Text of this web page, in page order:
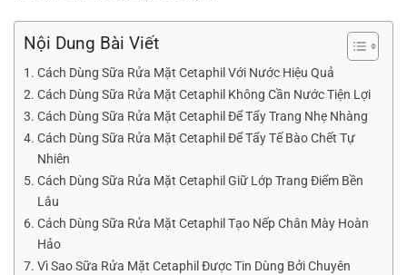
Nội Dung Bài Viết
Cách Dùng Sữa Rửa Mặt Cetaphil Với Nước Hiệu Quả
Cách Dùng Sữa Rửa Mặt Cetaphil Không Cần Nước Tiện Lợi
Cách Dùng Sữa Rửa Mặt Cetaphil Để Tẩy Trang Nhẹ Nhàng
Cách Dùng Sữa Rửa Mặt Cetaphil Để Tẩy Tế Bào Chết Tự
Nhiên
Cách Dùng Sữa Rửa Mặt Cetaphil Giữ Lớp Trang Điểm Bền
Lâu
Cách Dùng Sữa Rửa Mặt Cetaphil Tạo Nếp Chân Mày Hoàn
Hảo
Vì Sao Sữa Rửa Mặt Cetaphil Được Tin Dùng Bởi Chuyên